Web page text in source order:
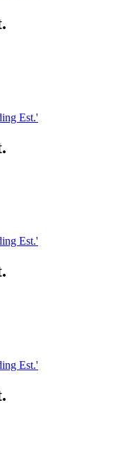
Est.'
Est.'
Est.'